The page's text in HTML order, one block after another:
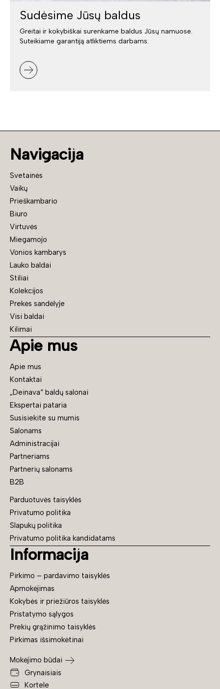
Sudėsime Jūsų baldus
Greitai ir kokybiškai surenkame baldus Jūsų namuose.
Suteikiame garantiją atliktiems darbams.
Navigacija
Svetainės
Vaikų
Prieškambario
Biuro
Virtuvės
Miegamojo
Vonios kambarys
Lauko baldai
Stiliai
Kolekcijos
Prekės sandėlyje
Visi baldai
Kilimai
Apie mus
Apie mus
Kontaktai
„Deinava“ baldų salonai
Ekspertai pataria
Susisiekite su mumis
Salonams
Administracijai
Partneriams
Partnerių salonams
B2B
Parduotuvės taisyklės
Privatumo politika
Slapukų politika
Privatumo politika kandidatams
Informacija
Pirkimo – pardavimo taisyklės
Apmokėjimas
Kokybės ir priežiūros taisyklės
Pristatymo sąlygos
Prekių grąžinimo taisyklės
Pirkimas išsimokėtinai
Mokėjimo būdai
Grynaisiais
Kortele